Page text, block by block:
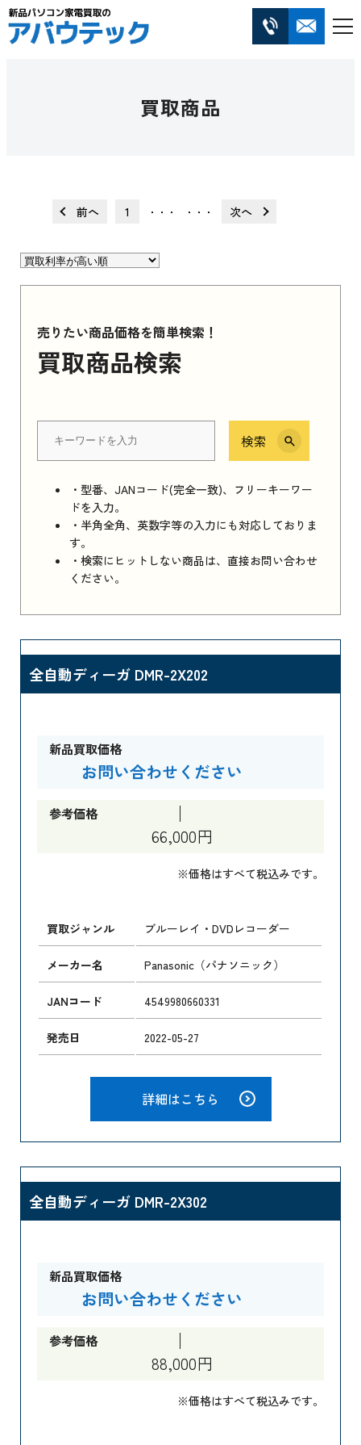
買取商品
前へ 1 ・・・ ・・・ 次へ
売りたい商品価格を簡単検索！
買取商品検索
検索
・型番、JANコード(完全一致)、フリーキーワー
ドを入力。
・半角全角、英数字等の入力にも対応しておりま
す。
・検索にヒットしない商品は、直接お問い合わせ
ください。
全自動ディーガ DMR-2X202
新品買取価格
お問い合わせください
参考価格
66,000円
※価格はすべて税込みです。
買取ジャンル ブルーレイ・DVDレコーダー
メーカー名 Panasonic（パナソニック）
JANコード 4549980660331
発売日 2022-05-27
詳細はこちら
全自動ディーガ DMR-2X302
新品買取価格
お問い合わせください
参考価格
88,000円
※価格はすべて税込みです。